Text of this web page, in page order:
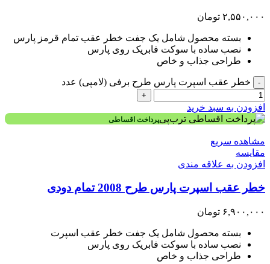
۲,۵۵۰,۰۰۰ تومان
بسته محصول شامل یک جفت خطر عقب تمام قرمز پارس
نصب ساده با سوکت فابریک روی پارس
طراحی جذاب و خاص
- خطر عقب اسپرت پارس طرح برفی (لامپی) عدد
+
افزودن به سبد خرید
پرداخت اقساطی
مشاهده سریع
مقایسه
افزودن به علاقه مندی
خطر عقب اسپرت پارس طرح 2008 تمام دودی
۶,۹۰۰,۰۰۰ تومان
بسته محصول شامل یک جفت خطر عقب اسپرت
نصب ساده با سوکت فابریک روی پارس
طراحی جذاب و خاص